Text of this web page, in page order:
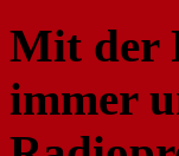
Mit der
immer